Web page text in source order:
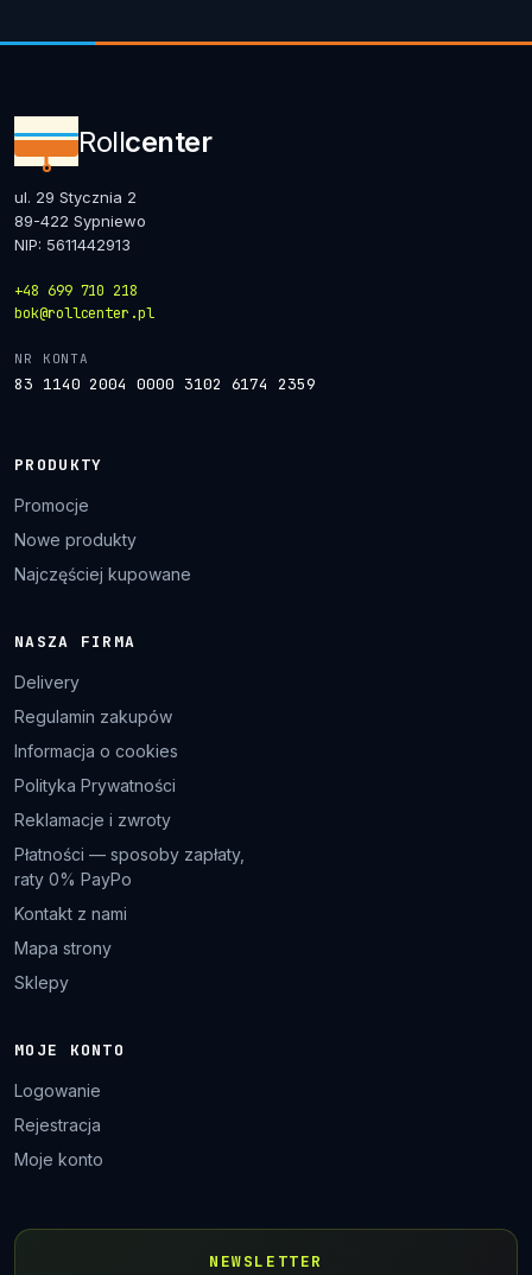
Rollcenter
ul. 29 Stycznia 2
89-422 Sypniewo
NIP: 5611442913
+48 699 710 218
bok@rollcenter.pl
NR KONTA
83 1140 2004 0000 3102 6174 2359
PRODUKTY
Promocje
Nowe produkty
Najczęściej kupowane
NASZA FIRMA
Delivery
Regulamin zakupów
Informacja o cookies
Polityka Prywatności
Reklamacje i zwroty
Płatności — sposoby zapłaty,
raty 0% PayPo
Kontakt z nami
Mapa strony
Sklepy
MOJE KONTO
Logowanie
Rejestracja
Moje konto
NEWSLETTER